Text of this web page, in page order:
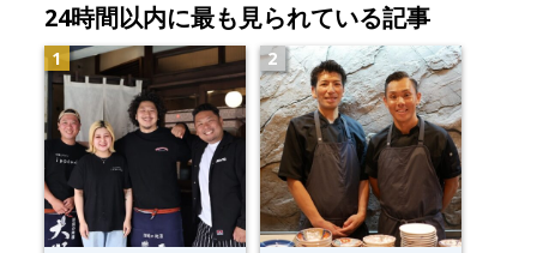
24時間以内に最も見られている記事